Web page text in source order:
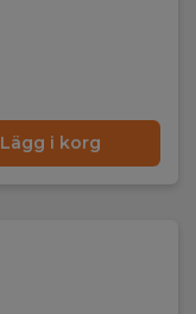
Lägg i korg